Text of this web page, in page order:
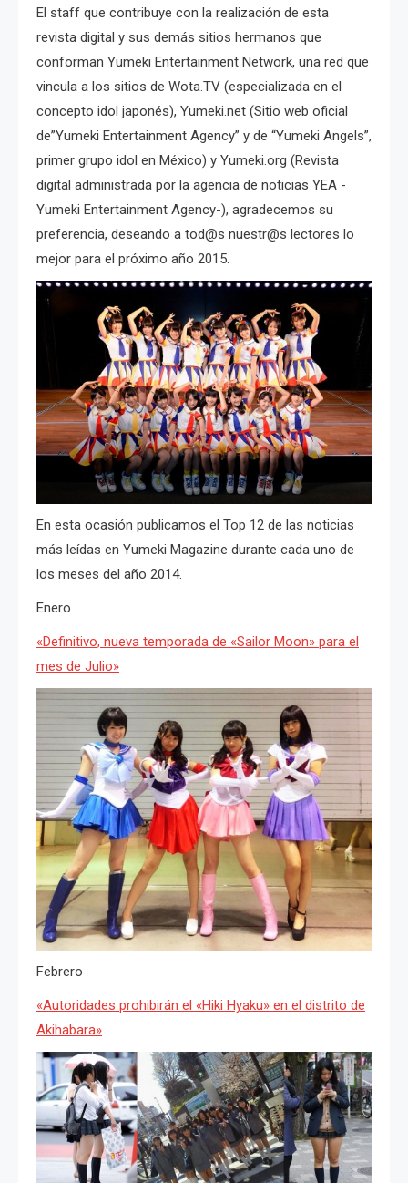
El staff que contribuye con la realización de esta
revista digital y sus demás sitios hermanos que
conforman Yumeki Entertainment Network, una red que
vincula a los sitios de Wota.TV (especializada en el
concepto idol japonés), Yumeki.net (Sitio web oficial
de”Yumeki Entertainment Agency” y de “Yumeki Angels”,
primer grupo idol en México) y Yumeki.org (Revista
digital administrada por la agencia de noticias YEA -
Yumeki Entertainment Agency-), agradecemos su
preferencia, deseando a tod@s nuestr@s lectores lo
mejor para el próximo año 2015.
En esta ocasión publicamos el Top 12 de las noticias
más leídas en Yumeki Magazine durante cada uno de
los meses del año 2014.
Enero
«Definitivo, nueva temporada de «Sailor Moon» para el
mes de Julio»
Febrero
«Autoridades prohibirán el «Hiki Hyaku» en el distrito de
Akihabara»